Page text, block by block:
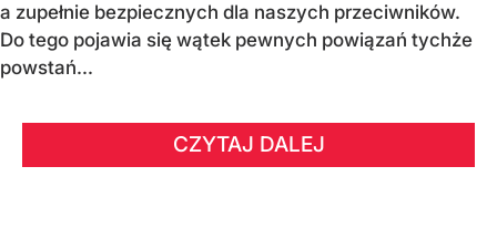
a zupełnie bezpiecznych dla naszych przeciwników.
Do tego pojawia się wątek pewnych powiązań tychże
powstań...
CZYTAJ DALEJ